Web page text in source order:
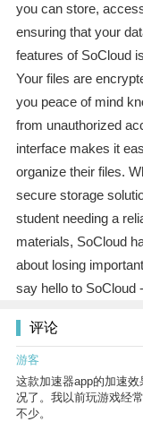
you can store,
ensuring that your
features of SoCloud
Your files are
you peace of mind
from unauthorized
interface makes it
organize their files.
secure storage
student needing a
materials, SoCloud
about losing
say hello to SoCloud
评论
游客
这款加速器app的加速
况了。我以前玩游戏经
不少。